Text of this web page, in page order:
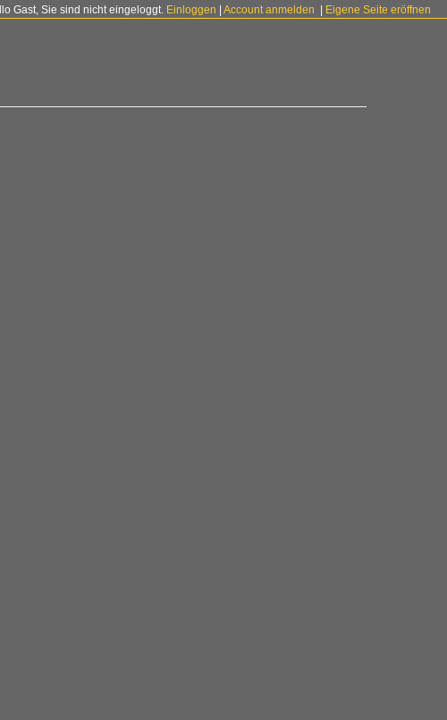
Gast, Sie sind nicht eingeloggt. Einloggen Account anmelden Eigene Seite eröffnen